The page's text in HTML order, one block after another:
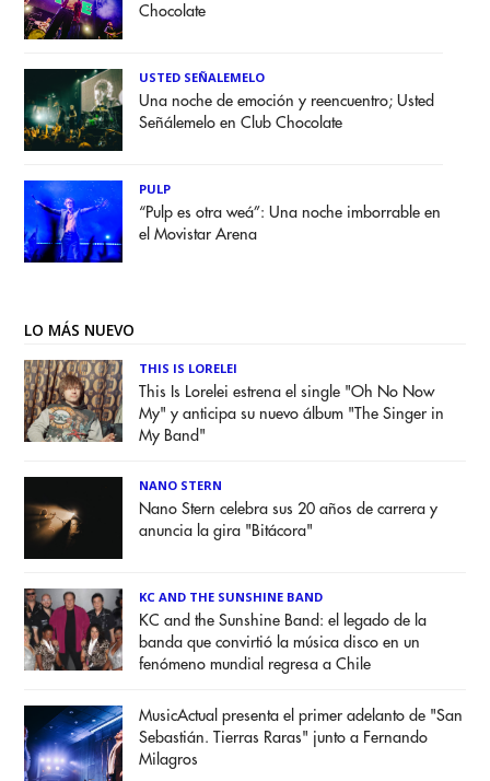
Chocolate
USTED SEÑALEMELO
Una noche de emoción y reencuentro; Usted
Señálemelo en Club Chocolate
PULP
“Pulp es otra weá”: Una noche imborrable en
el Movistar Arena
LO MÁS NUEVO
THIS IS LORELEI
This Is Lorelei estrena el single "Oh No Now
My" y anticipa su nuevo álbum "The Singer in
My Band"
NANO STERN
Nano Stern celebra sus 20 años de carrera y
anuncia la gira "Bitácora"
KC AND THE SUNSHINE BAND
KC and the Sunshine Band: el legado de la
banda que convirtió la música disco en un
fenómeno mundial regresa a Chile
MusicActual presenta el primer adelanto de "San
Sebastián. Tierras Raras" junto a Fernando
Milagros